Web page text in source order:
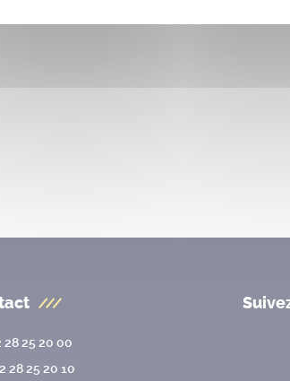
28 25 20 00
28 25 20 10